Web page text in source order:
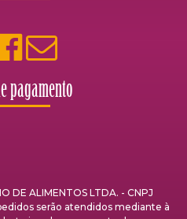
pagamento
DE ALIMENTOS LTDA. - CNPJ
serão atendidos mediante à